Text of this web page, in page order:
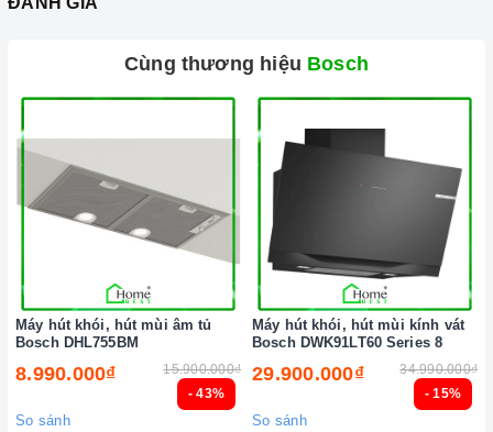
, chúng tôi tự hào cung cấp đến khách
hàng đa dạng các dòng
máy rửa chén BOSCH
kết về chất lượng và nguồn gốc sản phẩm chính hãng. Chúng
tôi tự tin mang đến cho quý khách hàng dịch vụ chăm sóc
khách hàng tận tâm và chính sách bảo hành, hậu mãi chuyên
nghiệp nhất.
Home Best Care - Trung tâm bảo trì, sửa
chữa thiết bị nhà bếp cao cấp
Cùng thương hiệu Bosch
- 43%
Máy hút khói, hút mùi âm tủ
Bosch DHL755BM
8.990.000₫ 15.900.000₫
So sánh
- 15%
Máy hút khói, hút mùi kính vát
Bosch DWK91LT60 Series 8
29.900.000₫ 34.990.000₫
So sánh